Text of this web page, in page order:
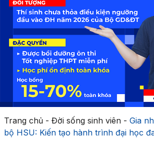
Trang chủ- Đời sống sinh viên- Gia
bộ HSU: Kiến tạo hành trình đại học